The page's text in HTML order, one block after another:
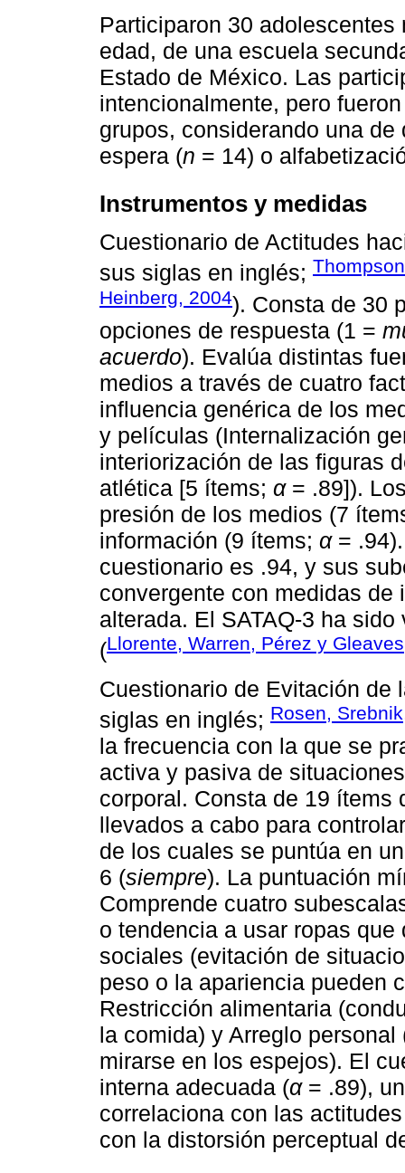
Participaron 30
edad, de una escuela
Estado de México. Las
intencionalmente, pero
grupos, considerando una
espera (n = 14) o
Instrumentos y medidas
Cuestionario de Actitudes
sus siglas en inglés;
Heinberg, 2004). Consta de 30
opciones de respuesta (1 =
acuerdo). Evalúa distintas
medios a través de cuatro
influencia genérica de los
y películas (Internalización
interiorización de las figuras
atlética [5 ítems; α= .89]).
presión de los medios (7
información (9 ítems; α= .94).
cuestionario es .94, y sus
convergente con medidas
alterada. El SATAQ-3 ha
(Llorente, Warren, Pérez y
Cuestionario de Evitación de
siglas en inglés; Rosen,
la frecuencia con la que se
activa y pasiva de
corporal. Consta de 19 ítems
llevados a cabo para
de los cuales se puntúa en
6 (siempre). La puntuación
Comprende cuatro
o tendencia a usar ropas
sociales (evitación de
peso o la apariencia pueden
Restricción alimentaria
la comida) y Arreglo
mirarse en los espejos). El
interna adecuada (α= .89),
correlaciona con las
con la distorsión perceptual